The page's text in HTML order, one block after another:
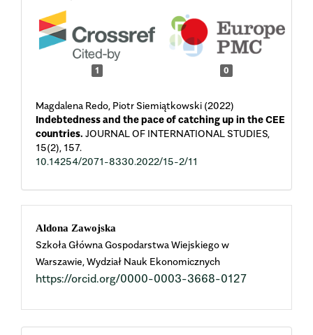
1 0
Magdalena Redo, Piotr Siemiątkowski (2022)
Indebtedness and the pace of catching up in the CEE
countries. JOURNAL OF INTERNATIONAL STUDIES,
15(2), 157.
10.14254/2071-8330.2022/15-2/11
Main
Article
Content
Aldona Zawojska
Szkoła Główna Gospodarstwa Wiejskiego w
Warszawie, Wydział Nauk Ekonomicznych
https://orcid.org/0000-0003-3668-0127